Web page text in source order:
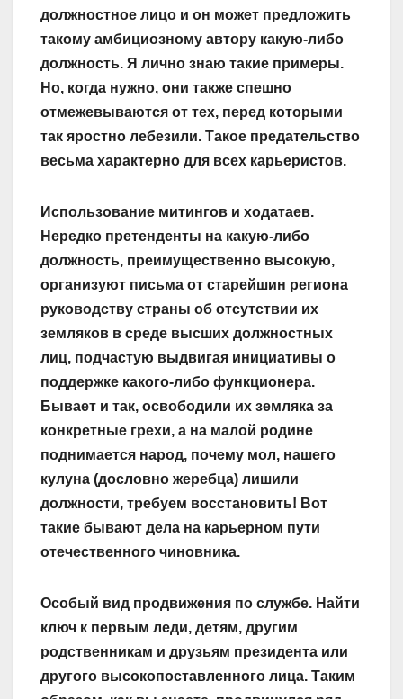
должностное лицо и он может предложить
такому амбициозному автору какую-либо
должность. Я лично знаю такие примеры.
Но, когда нужно, они также спешно
отмежевываются от тех, перед которыми
так яростно лебезили. Такое предательство
весьма характерно для всех карьеристов.
Использование митингов и ходатаев.
Нередко претенденты на какую-либо
должность, преимущественно высокую,
организуют письма от старейшин региона
руководству страны об отсутствии их
земляков в среде высших должностных
лиц, подчастую выдвигая инициативы о
поддержке какого-либо функционера.
Бывает и так, освободили их земляка за
конкретные грехи, а на малой родине
поднимается народ, почему мол, нашего
кулуна (дословно жеребца) лишили
должности, требуем восстановить! Вот
такие бывают дела на карьерном пути
отечественного чиновника.
Особый вид продвижения по службе. Найти
ключ к первым леди, детям, другим
родственникам и друзьям президента или
другого высокопоставленного лица. Таким